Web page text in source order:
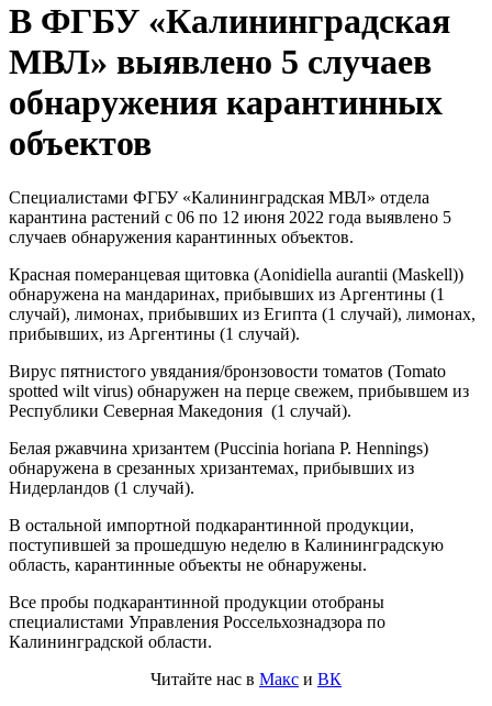
В ФГБУ «Калининградская
МВЛ» выявлено 5 случаев
обнаружения карантинных
объектов
Специалистами ФГБУ «Калининградская МВЛ» отдела
карантина растений с 06 по 12 июня 2022 года выявлено 5
случаев обнаружения карантинных объектов.
Красная померанцевая щитовка (Aonidiella aurantii (Maskell))
обнаружена на мандаринах, прибывших из Аргентины (1
случай), лимонах, прибывших из Египта (1 случай), лимонах,
прибывших, из Аргентины (1 случай).
Вирус пятнистого увядания/бронзовости томатов (Tomato
spotted wilt virus) обнаружен на перце свежем, прибывшем из
Республики Северная Македония (1 случай).
Белая ржавчина хризантем (Puccinia horiana P. Hennings)
обнаружена в срезанных хризантемах, прибывших из
Нидерландов (1 случай).
В остальной импортной подкарантинной продукции,
поступившей за прошедшую неделю в Калининградскую
область, карантинные объекты не обнаружены.
Все пробы подкарантинной продукции отобраны
специалистами Управления Россельхознадзора по
Калининградской области.
Читайте нас в Макс и ВК